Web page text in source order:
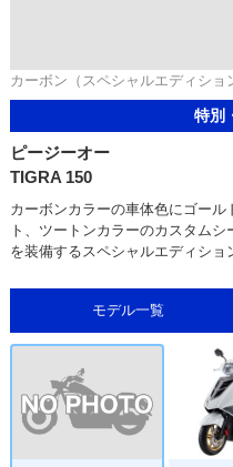
カーボン（スペシャルエディショ
特別
ピージーオー
TIGRA 150
カーボンカラーの車体色にゴー
ト、ツートンカラーのカスタム
を装備するスペシャルエディショ
モデル一覧